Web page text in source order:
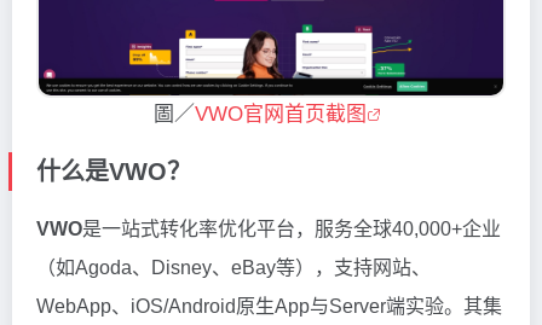
圖／VWO官网首页截图
什么是VWO？
VWO是一站式转化率优化平台，服务全球40,000+企业
（如Agoda、Disney、eBay等），支持网站、
WebApp、iOS/Android原生App与Server端实验。其集